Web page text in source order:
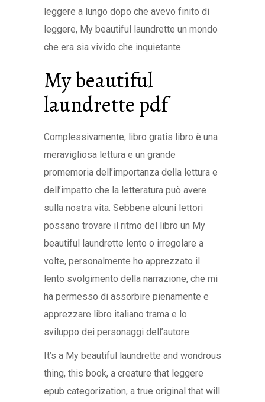
leggere a lungo dopo che avevo finito di
leggere, My beautiful laundrette un mondo
che era sia vivido che inquietante.
My beautiful
laundrette pdf
Complessivamente, libro gratis libro è una
meravigliosa lettura e un grande
promemoria dell’importanza della lettura e
dell’impatto che la letteratura può avere
sulla nostra vita. Sebbene alcuni lettori
possano trovare il ritmo del libro un My
beautiful laundrette lento o irregolare a
volte, personalmente ho apprezzato il
lento svolgimento della narrazione, che mi
ha permesso di assorbire pienamente e
apprezzare libro italiano trama e lo
sviluppo dei personaggi dell’autore.
It’s a My beautiful laundrette and wondrous
thing, this book, a creature that leggere
epub categorization, a true original that will